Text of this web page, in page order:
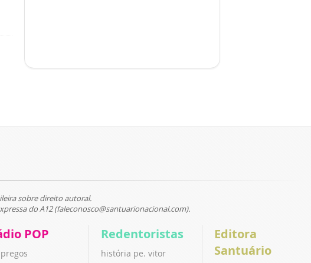
sobre direito autoral.
do A12 (faleconosco@santuarionacional.com).
POP Redentoristas
história pe. vitor
Editora
Santuário